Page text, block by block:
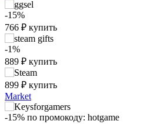
-15%
766 ₽ купить
-1%
889 ₽ купить
899 ₽ купить
Market
-15% по промокоду: hotgame
₽
700
800